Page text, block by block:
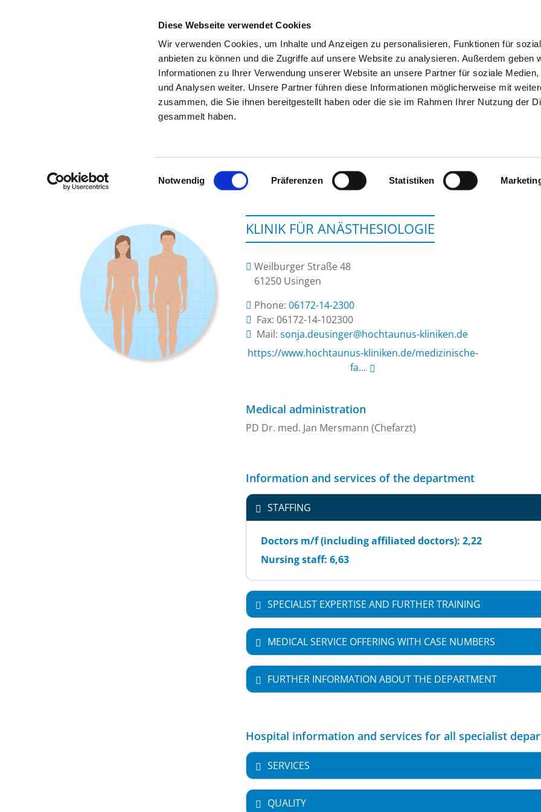
Diese Webseite verwendet Cookies
Wir verwenden Cookies, um Inhalte und Anzeigen zu personalisieren, Funktionen für
anbieten zu können und die Zugriffe auf unsere Website zu analysieren. Außerdem geben
Informationen zu Ihrer Verwendung unserer Website an unsere Partner für soziale Medien,
und Analysen weiter. Unsere Partner führen diese Informationen möglicherweise mit
zusammen, die Sie ihnen bereitgestellt haben oder die sie im Rahmen Ihrer Nutzung der
gesammelt haben.
Einwilligungsauswahl
Notwendig Präferenzen Statistiken
SEARCH TIPS & HELP THE GHD
To the hospital’s home page
KLINIK FÜR ANÄSTHESIOLOGIE
Weilburger Straße 48
61250 Usingen
Phone: 06172-14-2300
Fax: 06172-14-102300
Mail: ed.nekinilk-sunuathcoh@regnisued.ajnos
https://www.hochtaunus-kliniken.de/medizinische-
fa...
Medical administration
PD Dr. med. Jan Mersmann (Chefarzt)
Information and services of the department
STAFFING
Doctors m/f (including affiliated doctors): 2,22
Nursing staff: 6,63
SPECIALIST EXPERTISE AND FURTHER TRAINING
MEDICAL SERVICE OFFERING WITH CASE NUMBERS
FURTHER INFORMATION ABOUT THE DEPARTMENT
Hospital information and services for all specialist
SERVICES
QUALITY